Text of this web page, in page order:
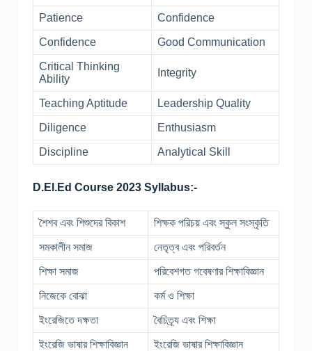
Patience Confidence
Confidence Good Communication
Critical Thinking
Ability
Integrity
Teaching Aptitude Leadership Quality
Diligence Enthusiasm
Discipline Analytical Skill
D.El.Ed Course 2023 Syllabus:-
শৈশব এবং শিশুদের বিকাশ শিক্ষক পরিচয় এবং স্কুল সংস্কৃতি
সমকালীন সমাজ নেতৃত্ব এবং পরিবর্তন
শিক্ষা সমাজ পরিবেশগত গবেষণার শিক্ষাবিজ্ঞান
নিজেকে বোঝা কর্ম ও শিক্ষা
ইংরেজিতে দক্ষতা বৈচিত্র্য এবং শিক্ষা
ইংরেজি ভাষার শিক্ষাবিজ্ঞান ইংরেজি ভাষার শিক্ষাবিজ্ঞান